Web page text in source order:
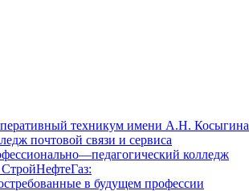
техникум имени А.Н. Косыгина
почтовой связи и сервиса
колледж
в будущем профессии